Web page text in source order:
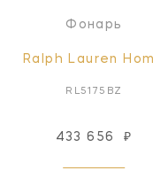
Фонарь
Ralph Lauren
RL5175BZ
433 656 ₽